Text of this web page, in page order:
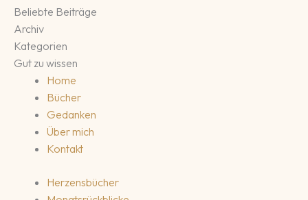
Beliebte Beiträge
Archiv
Kategorien
Gut zu wissen
Home
Bücher
Gedanken
Über mich
Kontakt
Herzensbücher